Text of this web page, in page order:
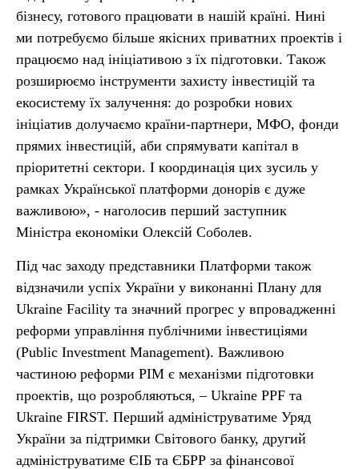
бізнесу, готового працювати в нашій країні. Нині
ми потребуємо більше якісних приватних проектів і
працюємо над ініціативою з їх підготовки. Також
розширюємо інструменти захисту інвестицій та
екосистему їх залучення: до розробки нових
ініціатив долучаємо країни-партнери, МФО, фонди
прямих інвестицій, аби спрямувати капітал в
пріоритетні сектори. І координація цих зусиль у
рамках Української платформи донорів є дуже
важливою», - наголосив перший заступник
Міністра економіки Олексій Соболев.
Під час заходу представники Платформи також
відзначили успіх України у виконанні Плану для
Ukraine Facility та значний прогрес у впровадженні
реформи управління публічними інвестиціями
(Рublic Investment Management). Важливою
частиною реформи PIM є механізми підготовки
проектів, що розробляються, – Ukraine PPF та
Ukraine FIRST. Перший адмініструватиме Уряд
України за підтримки Світового банку, другий
адмініструватиме ЄІБ та ЄБРР за фінансової